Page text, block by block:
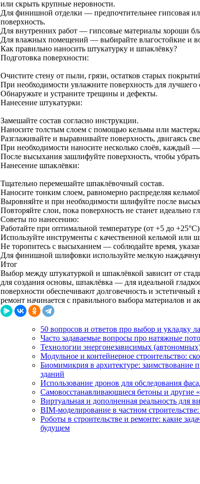
или скрыть крупные неровности.
Для финишной отделки — предпочтительнее гипсовая
поверхность.
Для внутренних работ — гипсовые материалы хороши
Для влажных помещений — выбирайте влагостойкие и
Как правильно наносить штукатурку и шпаклёвку?
Подготовка поверхности:
Очистите стену от пыли, грязи, остатков старых
При необходимости увлажните поверхность для лучшего
Обнаружьте и устраните трещины и дефекты.
Нанесение штукатурки:
Замешайте состав согласно инструкции.
Наносите толстым слоем с помощью кельмы или
Разглаживайте и выравнивайте поверхность, двигаясь
При необходимости наносите несколько слоёв, каждый
После высыхания зашлифуйте поверхность, чтобы
Нанесение шпаклёвки:
Тщательно перемешайте шпаклёвочный состав.
Наносите тонким слоем, равномерно распределяя
Выровняйте и при необходимости шлифуйте после
Повторяйте слои, пока поверхность не станет идеально
Советы по нанесению:
Работайте при оптимальной температуре (от +5 до
Используйте инструменты с качественной кельмой или
Не торопитесь с высыханием — соблюдайте время,
Для финишной шлифовки используйте мелкую
Итог
Выбор между штукатуркой и шпаклёвкой зависит от
для создания основы, шпаклёвка — для идеальной
поверхности обеспечивают долговечность и
ремонт начинается с правильного выбора материалов и
50 вопросов и ответов про выбор и укладку
Часто задаваемые вопросы про натяжные
Технологии энергонезависимых
Модульное и контейнерное строительство:
Биомимикрия в архитектуре:
зданий
Использование дронов для обследования
Самовосстанавливающиеся бетоны и другие
Виртуальная и дополненная реальность для
BIM-моделирование в частном
Роботы в строительстве и ремонте: какие
будущем